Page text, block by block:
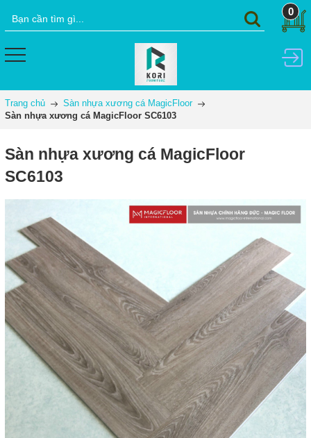
0
Trang chủ
Sàn nhựa xương cá MagicFloor
Sàn nhựa xương cá MagicFloor SC6103
Sàn nhựa xương cá MagicFloor
SC6103